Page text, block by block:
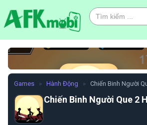
Games » Hành Động » Chiến Binh Người
Chiến Binh Người Que 2